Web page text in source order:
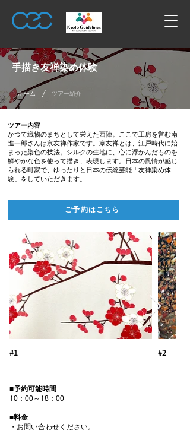
手描き友禅染め体験
ホーム / ツアー紹介
ツアー内容
かつて織物のまちとして栄えた西陣。ここで工房を営む南
進一郎さんは京友禅作家です。京友禅とは、江戸時代に始
まった染色の技法。シルクの生地に、心に浮かんだものを
鮮やかな色を使って描き、表現します。日本の風情が感じ
られる町家で、ゆったりと日本の伝統芸能「友禅染め体
験」をしていただきます。
ご予約はこちら
#1 #2
■予約可能時間
10：00～18：00
■料金
・お問い合わせください。